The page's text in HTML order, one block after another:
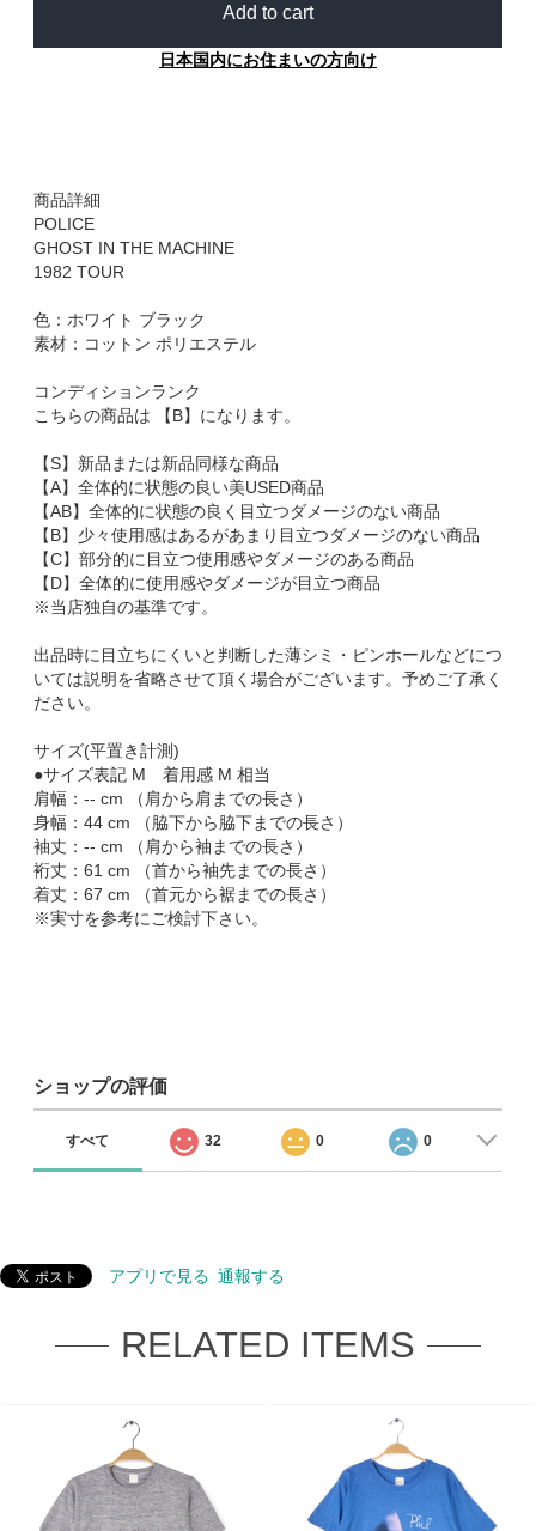
Add to cart
日本国内にお住まいの方向け
商品詳細
POLICE
GHOST IN THE MACHINE
1982 TOUR
色：ホワイト ブラック
素材：コットン ポリエステル
コンディションランク
こちらの商品は 【B】になります。
【S】新品または新品同様な商品
【A】全体的に状態の良い美USED商品
【AB】全体的に状態の良く目立つダメージのない商品
【B】少々使用感はあるがあまり目立つダメージのない商品
【C】部分的に目立つ使用感やダメージのある商品
【D】全体的に使用感やダメージが目立つ商品
※当店独自の基準です。
出品時に目立ちにくいと判断した薄シミ・ピンホールなどにつ
いては説明を省略させて頂く場合がございます。予めご了承く
ださい。
サイズ(平置き計測)
●サイズ表記 M 着用感 M 相当
肩幅：-- cm （肩から肩までの長さ）
身幅：44 cm （脇下から脇下までの長さ）
袖丈：-- cm （肩から袖までの長さ）
裄丈：61 cm （首から袖先までの長さ）
着丈：67 cm （首元から裾までの長さ）
※実寸を参考にご検討下さい。
ショップの評価
すべて 32 0 0
アプリで見る 通報する
RELATED ITEMS